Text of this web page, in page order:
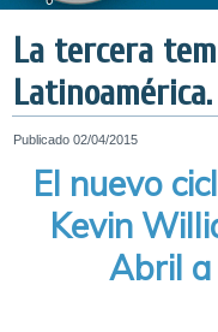
La tercera
Latinoamérica.
Publicado 02/04/2015
El nuevo
Kevin
Abril a